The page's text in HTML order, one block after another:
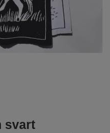
svart